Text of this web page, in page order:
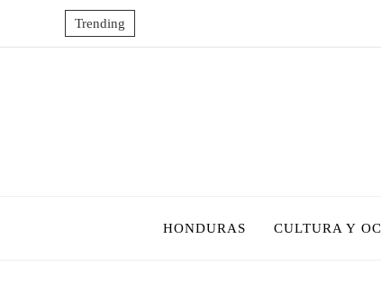
Trending
HONDURAS CULTURA Y